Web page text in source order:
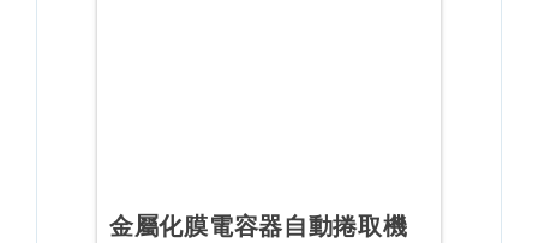
金屬化膜電容器自動捲取機